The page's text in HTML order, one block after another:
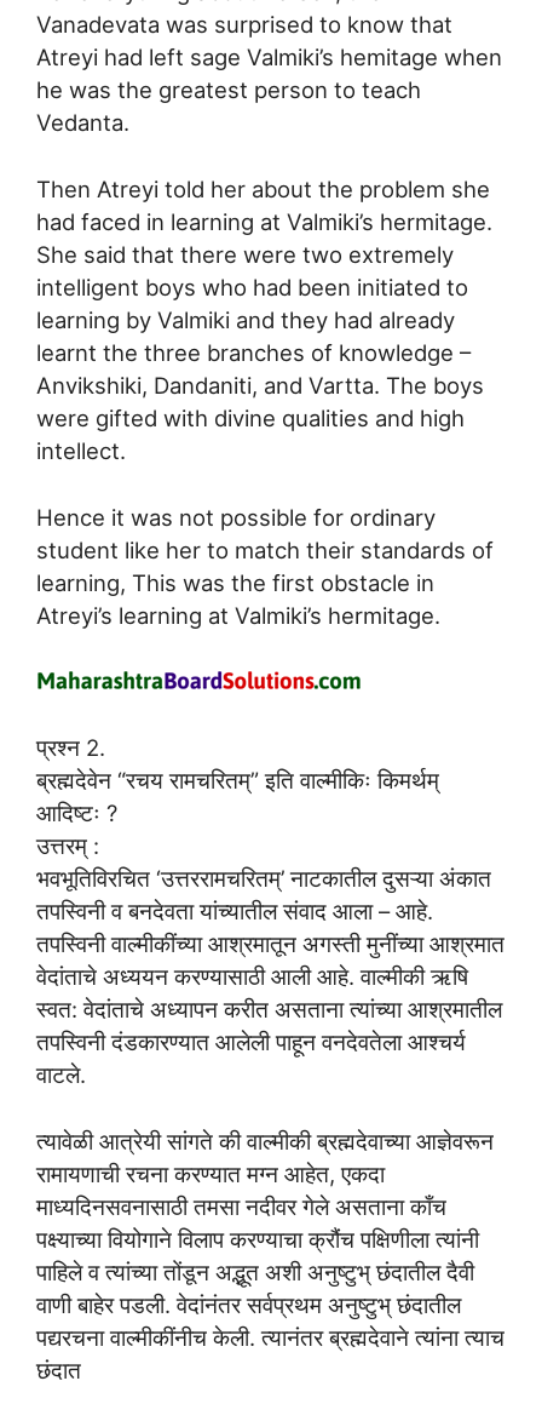
Vanadevata was surprised to know that
Atreyi had left sage Valmiki’s hemitage when
he was the greatest person to teach
Vedanta.
Then Atreyi told her about the problem she
had faced in learning at Valmiki’s hermitage.
She said that there were two extremely
intelligent boys who had been initiated to
learning by Valmiki and they had already
learnt the three branches of knowledge –
Anvikshiki, Dandaniti, and Vartta. The boys
were gifted with divine qualities and high
intellect.
Hence it was not possible for ordinary
student like her to match their standards of
learning, This was the first obstacle in
Atreyi’s learning at Valmiki’s hermitage.
प्रश्न 2.
ब्रह्मदेवेन “रचय रामचरितम्” इति वाल्मीकिः किमर्थम्
आदिष्टः ?
उत्तरम् :
भवभूतिविरचित ‘उत्तररामचरितम्’ नाटकातील दुसऱ्या अंकात
तपस्विनी व बनदेवता यांच्यातील संवाद आला – आहे.
तपस्विनी वाल्मीकींच्या आश्रमातून अगस्ती मुनींच्या आश्रमात
वेदांताचे अध्ययन करण्यासाठी आली आहे. वाल्मीकी ऋषि
स्वत: वेदांताचे अध्यापन करीत असताना त्यांच्या आश्रमातील
तपस्विनी दंडकारण्यात आलेली पाहून वनदेवतेला आश्चर्य
वाटले.
त्यावेळी आत्रेयी सांगते की वाल्मीकी ब्रह्मदेवाच्या आज्ञेवरून
रामायणाची रचना करण्यात मग्न आहेत, एकदा
माध्यदिनसवनासाठी तमसा नदीवर गेले असताना काँच
पक्ष्याच्या वियोगाने विलाप करण्याचा क्रौंच पक्षिणीला त्यांनी
पाहिले व त्यांच्या तोंडून अद्भूत अशी अनुष्टुभ् छंदातील दैवी
वाणी बाहेर पडली. वेदांनंतर सर्वप्रथम अनुष्टुभ् छंदातील
पद्यरचना वाल्मीकींनीच केली. त्यानंतर ब्रह्मदेवाने त्यांना त्याच
छंदात